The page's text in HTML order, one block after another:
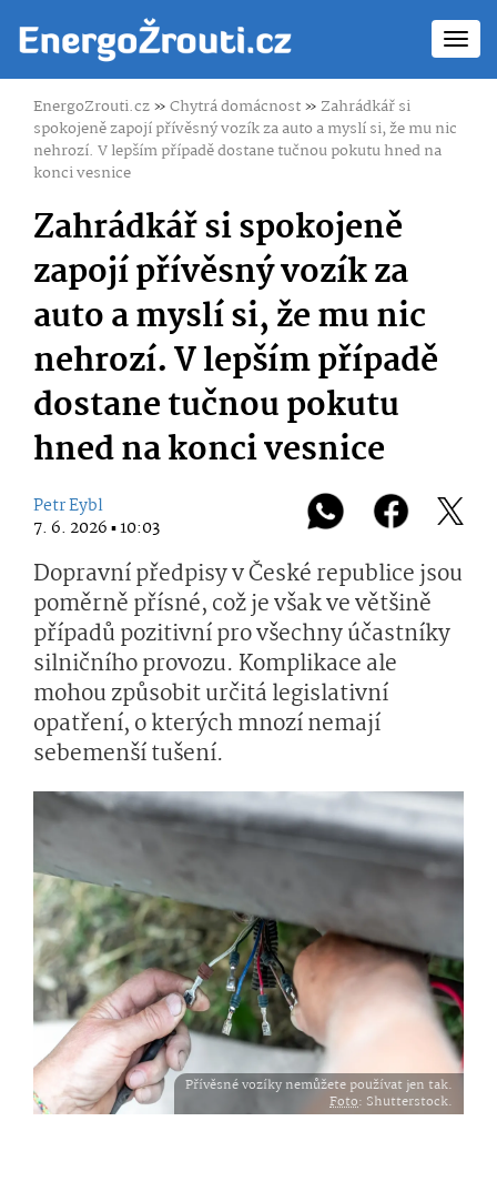
EnergoZrouti.cz»Chytrá domácnost»Zahrádkář si
spokojeně zapojí přívěsný vozík za auto a myslí si, že mu nic
nehrozí. V lepším případě dostane tučnou pokutu hned na
konci vesnice
Zahrádkář si spokojeně
zapojí přívěsný vozík za
auto a myslí si, že mu nic
nehrozí. V lepším případě
dostane tučnou pokutu
hned na konci vesnice
Petr Eybl
7. 6. 2026 ▪ 10:03
Dopravní předpisy v České republice jsou
poměrně přísné, což je však ve většině
případů pozitivní pro všechny účastníky
silničního provozu. Komplikace ale
mohou způsobit určitá legislativní
opatření, o kterých mnozí nemají
sebemenší tušení.
Přívěsné vozíky nemůžete používat jen tak.
Foto: Shutterstock.